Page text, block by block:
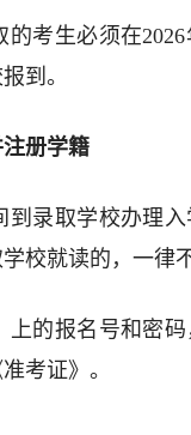
考生必须在
到。
册学籍
到录取学校办理
校就读的，一律
上的报名号和密
考证》。